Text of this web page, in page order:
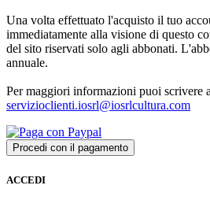
Una volta effettuato l'acquisto il tuo
immediatamente alla visione di questo
del sito riservati solo agli abbonati.
annuale.
Per maggiori informazioni puoi scrivere
servizioclienti.iosrl@iosrlcultura.com
ACCEDI